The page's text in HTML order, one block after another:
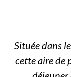
Située dans
cette aire de